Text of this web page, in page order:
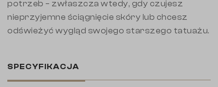
potrzeb – zwłaszcza wtedy, gdy czujesz
nieprzyjemne ściągnięcie skóry lub chcesz
odświeżyć wygląd swojego starszego tatuażu.
SPECYFIKACJA